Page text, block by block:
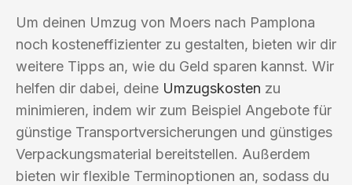
Um deinen Umzug von Moers nach Pamplona
noch kosteneffizienter zu gestalten, bieten wir dir
weitere Tipps an, wie du Geld sparen kannst. Wir
helfen dir dabei, deine Umzugskosten zu
minimieren, indem wir zum Beispiel Angebote für
günstige Transportversicherungen und günstiges
Verpackungsmaterial bereitstellen. Außerdem
bieten wir flexible Terminoptionen an, sodass du